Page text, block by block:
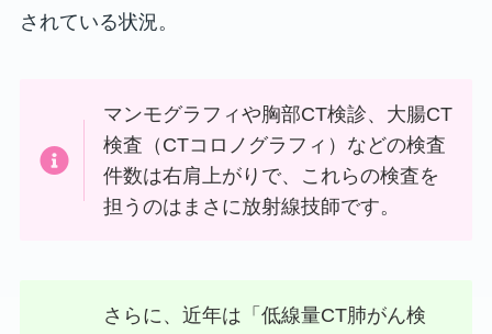
されている状況。
マンモグラフィや胸部CT検診、大腸CT
検査（CTコロノグラフィ）などの検査
件数は右肩上がりで、これらの検査を
担うのはまさに放射線技師です。
さらに、近年は「低線量CT肺がん検